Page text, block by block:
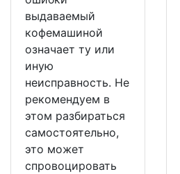
выдаваемый
кофемашиной
означает ту или
иную
неисправность. Не
рекомендуем в
этом разбираться
самостоятельно,
это может
спровоцировать